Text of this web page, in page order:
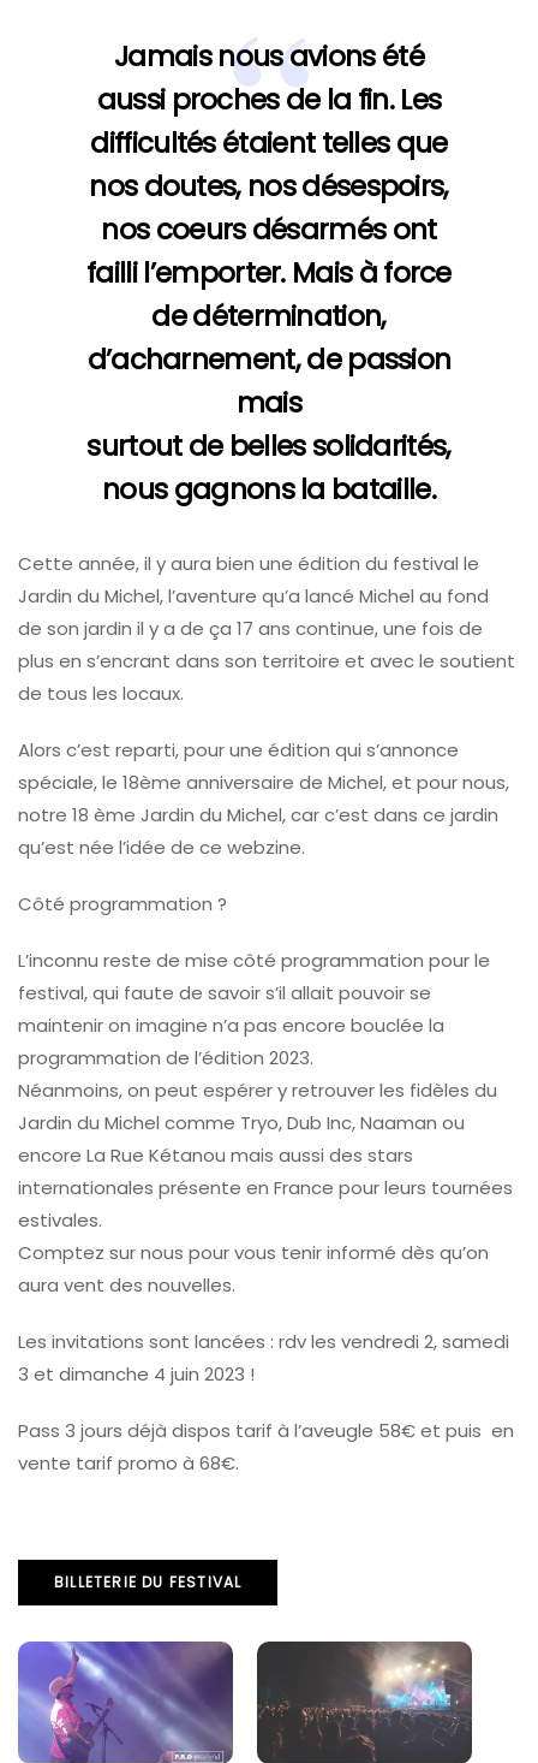
Jamais nous avions été
aussi proches de la fin. Les
difficultés étaient telles que
nos doutes, nos désespoirs,
nos coeurs désarmés ont
failli l’emporter. Mais à force
de détermination,
d’acharnement, de passion
mais
surtout de belles solidarités,
nous gagnons la bataille.
Cette année, il y aura bien une édition du festival le
Jardin du Michel, l’aventure qu’a lancé Michel au fond
de son jardin il y a de ça 17 ans continue, une fois de
plus en s’encrant dans son territoire et avec le soutient
de tous les locaux.
Alors c’est reparti, pour une édition qui s’annonce
spéciale, le 18ème anniversaire de Michel, et pour nous,
notre 18 ème Jardin du Michel, car c’est dans ce jardin
qu’est née l’idée de ce webzine.
Côté programmation ?
L’inconnu reste de mise côté programmation pour le
festival, qui faute de savoir s’il allait pouvoir se
maintenir on imagine n’a pas encore bouclée la
programmation de l’édition 2023.
Néanmoins, on peut espérer y retrouver les fidèles du
Jardin du Michel comme Tryo, Dub Inc, Naaman ou
encore La Rue Kétanou mais aussi des stars
internationales présente en France pour leurs tournées
estivales.
Comptez sur nous pour vous tenir informé dès qu’on
aura vent des nouvelles.
Les invitations sont lancées : rdv les vendredi 2, samedi
3 et dimanche 4 juin 2023 !
Pass 3 jours déjà dispos tarif à l’aveugle 58€ et puis en
vente tarif promo à 68€.
BILLETERIE DU FESTIVAL